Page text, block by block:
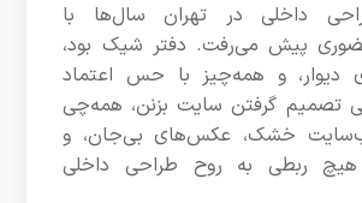
داخلی در تهران سال‌ها با
پیش می‌رفت. دفتر شیک بود،
دیوار، و همه‌چیز با حس اعتماد
تصمیم گرفتن سایت بزنن، همه‌چی
خشک، عکس‌های بی‌جان، و
ربطی به روح طراحی داخلی